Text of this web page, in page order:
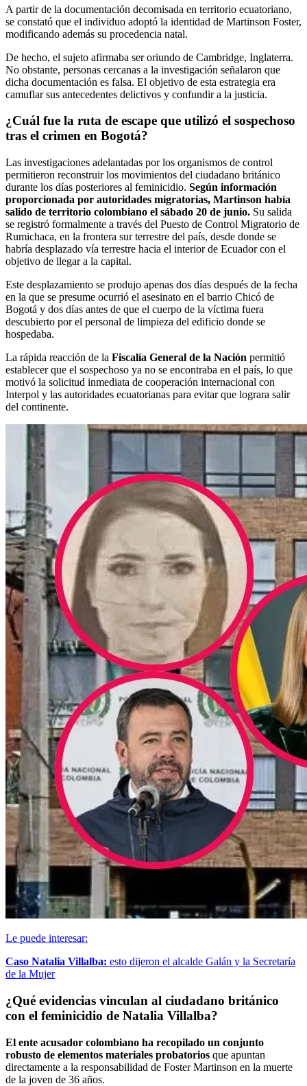
A partir de la documentación decomisada en territorio ecuatoriano,
se constató que el individuo adoptó la identidad de Martinson Foster,
modificando además su procedencia natal.
De hecho, el sujeto afirmaba ser oriundo de Cambridge, Inglaterra.
No obstante, personas cercanas a la investigación señalaron que
dicha documentación es falsa. El objetivo de esta estrategia era
camuflar sus antecedentes delictivos y confundir a la justicia.
¿Cuál fue la ruta de escape que utilizó el sospechoso
tras el crimen en Bogotá?
Las investigaciones adelantadas por los organismos de control
permitieron reconstruir los movimientos del ciudadano británico
durante los días posteriores al feminicidio. Según información
proporcionada por autoridades migratorias, Martinson había
salido de territorio colombiano el sábado 20 de junio. Su salida
se registró formalmente a través del Puesto de Control Migratorio de
Rumichaca, en la frontera sur terrestre del país, desde donde se
habría desplazado vía terrestre hacia el interior de Ecuador con el
objetivo de llegar a la capital.
Este desplazamiento se produjo apenas dos días después de la fecha
en la que se presume ocurrió el asesinato en el barrio Chicó de
Bogotá y dos días antes de que el cuerpo de la víctima fuera
descubierto por el personal de limpieza del edificio donde se
hospedaba.
La rápida reacción de la Fiscalía General de la Nación permitió
establecer que el sospechoso ya no se encontraba en el país, lo que
motivó la solicitud inmediata de cooperación internacional con
Interpol y las autoridades ecuatorianas para evitar que lograra salir
del continente.
Le puede interesar:
Caso Natalia Villalba: esto dijeron el alcalde Galán y la Secretaría
de la Mujer
¿Qué evidencias vinculan al ciudadano británico
con el feminicidio de Natalia Villalba?
El ente acusador colombiano ha recopilado un conjunto
robusto de elementos materiales probatorios que apuntan
directamente a la responsabilidad de Foster Martinson en la muerte
de la joven de 36 años.